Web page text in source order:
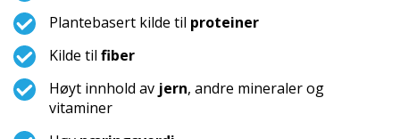
Plantebasert kilde til proteiner
Kilde til fiber
Høyt innhold av jern, andre mineraler og
vitaminer